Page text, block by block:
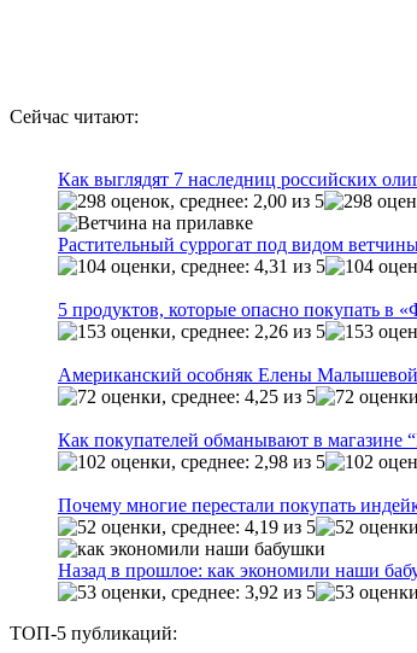
Сейчас читают:
Как выглядят 7 наследниц российских
Растительный суррогат под видом
5 продуктов, которые опасно покупать в
Американский особняк Елены
Как покупателей обманывают в магазине
Почему многие перестали покупать
Назад в прошлое: как экономили наши
ТОП-5 публикаций: